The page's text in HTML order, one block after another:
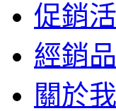
促銷
經銷
關於